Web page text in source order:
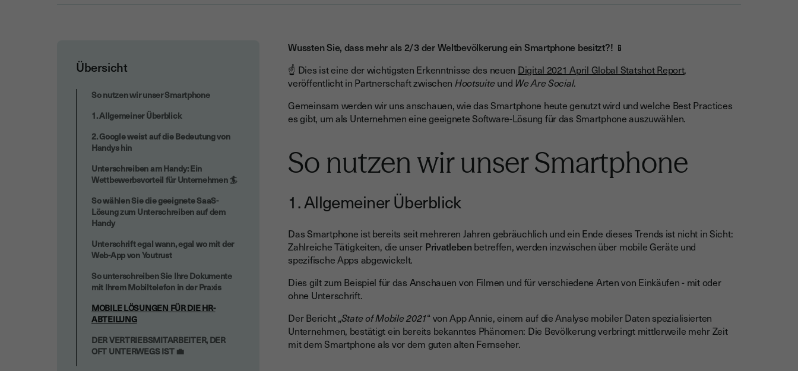
Übersicht
MOBILE LÖSUNGEN FÜR DIE HR-
So nutzen wir unser Smartphone
1. Allgemeiner Überblick
2. Google weist auf die Bedeutung von
Handys hin
Unterschreiben am Handy: Ein
Wettbewerbsvorteil für Unternehmen 🏄
So wählen Sie die geeignete SaaS-
Lösung zum Unterschreiben auf dem
Handy
Unterschrift egal wann, egal wo mit der
Web-App von Youtrust
So unterschreiben Sie Ihre Dokumente
mit Ihrem Mobiltelefon in der Praxis
MOBILE LÖSUNGEN FÜR DIE HR-
ABTEILUNG
DER VERTRIEBSMITARBEITER, DER
OFT UNTERWEGS IST 💼
Wussten Sie, dass mehr als 2/3 der Weltbevölkerung ein Smartphone besitzt?! 📱
☝️ Dies ist eine der wichtigsten Erkenntnisse des neuen Digital 2021 April Global Statshot Report,
veröffentlicht in Partnerschaft zwischen Hootsuite und We Are Social.
Gemeinsam werden wir uns anschauen, wie das Smartphone heute genutzt wird und welche Best Practices
es gibt, um als Unternehmen eine geeignete Software-Lösung für das Smartphone auszuwählen.
So nutzen wir unser Smartphone
1. Allgemeiner Überblick
Das Smartphone ist bereits seit mehreren Jahren gebräuchlich und ein Ende dieses Trends ist nicht in Sicht:
Zahlreiche Tätigkeiten, die unser Privatlebenbetreffen, werden inzwischen über mobile Geräte und
spezifische Apps abgewickelt.
Dies gilt zum Beispiel für das Anschauen von Filmen und für verschiedene Arten von Einkäufen - mit oder
ohne Unterschrift.
Der Bericht „State of Mobile 2021“ von App Annie, einem auf die Analyse mobiler Daten spezialisierten
Unternehmen, bestätigt ein bereits bekanntes Phänomen: Die Bevölkerung verbringt mittlerweile mehr Zeit
mit dem Smartphone als vor dem guten alten Fernseher.